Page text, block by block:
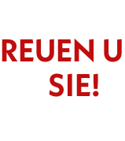
SIE!